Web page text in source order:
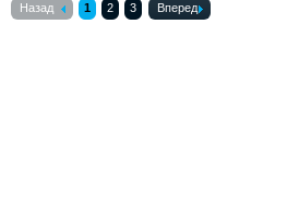
Назад 1 2 3 Вперед